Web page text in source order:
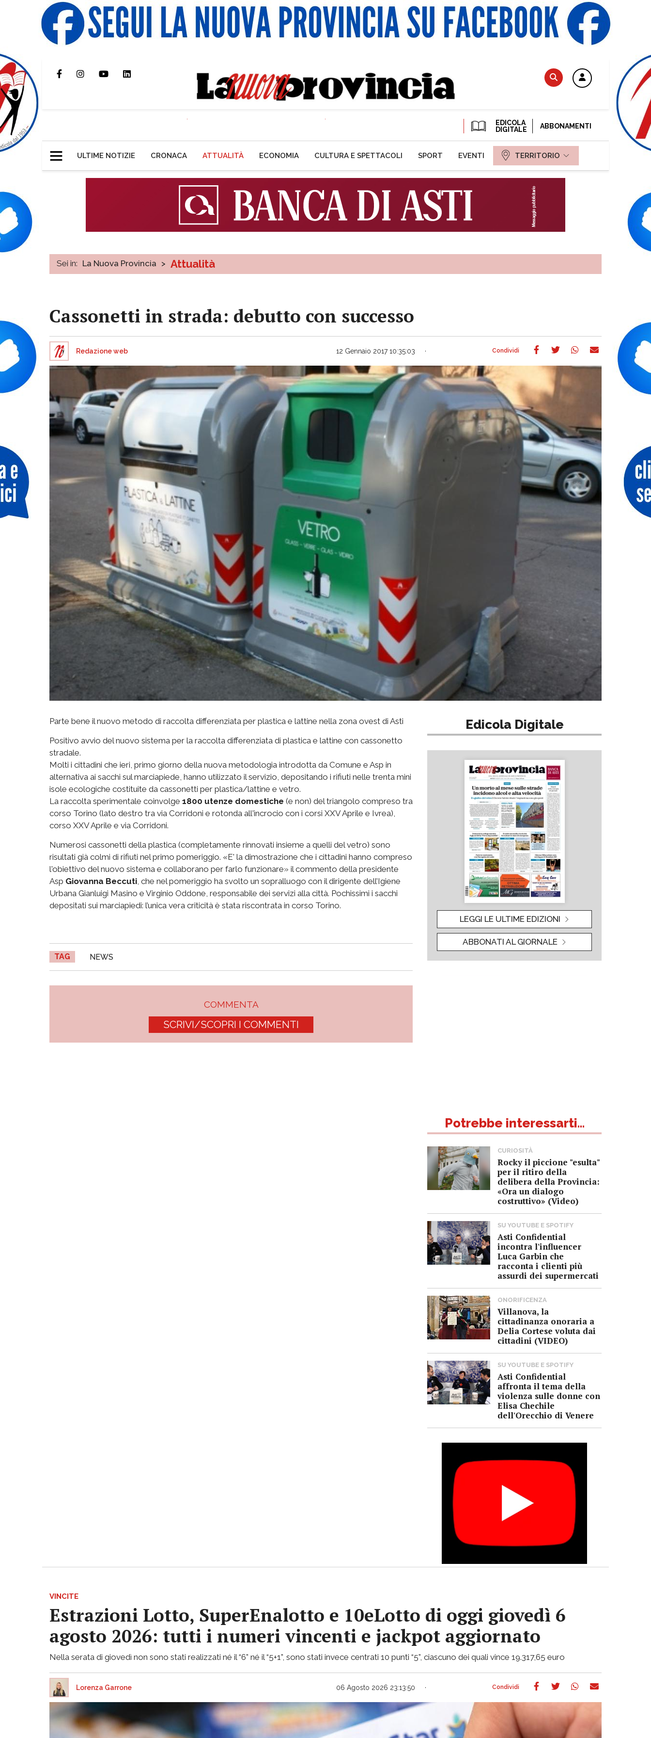
EDICOLA
DIGITALE
ABBONAMENTI
ULTIME NOTIZIE CRONACA ATTUALITÀ ECONOMIA CULTURA E SPETTACOLI SPORT EVENTI TERRITORIO
Sei in: La Nuova Provincia > Attualità
Cassonetti in strada: debutto con successo
Redazione web 12 Gennaio 2017 10:35:03
Parte bene il nuovo metodo di raccolta differenziata per plastica e lattine nella zona ovest di Asti
Positivo avvio del nuovo sistema per la raccolta differenziata di plastica e lattine con cassonetto
stradale.
Molti i cittadini che ieri, primo giorno della nuova metodologia introdotta da Comune e Asp in
alternativa ai sacchi sul marciapiede, hanno utilizzato il servizio, depositando i rifiuti nelle trenta mini
isole ecologiche costituite da cassonetti per plastica/lattine e vetro.
La raccolta sperimentale coinvolge 1800 utenze domestiche (e non) del triangolo compreso tra
corso Torino (lato destro tra via Corridoni e rotonda all'incrocio con i corsi XXV Aprile e Ivrea),
corso XXV Aprile e via Corridoni.
Numerosi cassonetti della plastica (completamente rinnovati insieme a quelli del vetro) sono
risultati già colmi di rifiuti nel primo pomeriggio. «E' la dimostrazione che i cittadini hanno compreso
l'obiettivo del nuovo sistema e collaborano per farlo funzionare» il commento della presidente
Asp Giovanna Beccuti , che nel pomeriggio ha svolto un sopralluogo con il dirigente dell’Igiene
Urbana Gianluigi Masino e Virginio Oddone, responsabile dei servizi alla città. Pochissimi i sacchi
depositati sui marciapiedi: l’unica vera criticità è stata riscontrata in corso Torino.
TAG NEWS
COMMENTA
SCRIVI/SCOPRI I COMMENTI
Edicola Digitale
LEGGI LE ULTIME EDIZIONI
ABBONATI AL GIORNALE
Potrebbe interessarti...
CURIOSITÀ
Rocky il piccione "esulta"
per il ritiro della
delibera della Provincia:
«Ora un dialogo
costruttivo» (Video)
SU YOUTUBE E SPOTIFY
Asti Confidential
incontra l'influencer
Luca Garbin che
racconta i clienti più
assurdi dei supermercati
ONORIFICENZA
Villanova, la
cittadinanza onoraria a
Delia Cortese voluta dai
cittadini (VIDEO)
SU YOUTUBE E SPOTIFY
Asti Confidential
affronta il tema della
violenza sulle donne con
Elisa Chechile
dell'Orecchio di Venere
VINCITE
Estrazioni Lotto, SuperEnalotto e 10eLotto di oggi giovedì 6
agosto 2026: tutti i numeri vincenti e jackpot aggiornato
Nella serata di giovedì non sono stati realizzati né il “6” né il “5+1”, sono stati invece centrati 10 punti “5”, ciascuno dei quali vince 19.317,65 euro
Lorenza Garrone 06 Agosto 2026 23:13:50